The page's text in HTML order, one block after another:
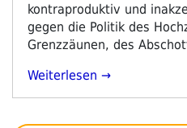
kontraproduktiv und
gegen die Politik des
Grenzzäunen, des
„Wir
Weiterlesen